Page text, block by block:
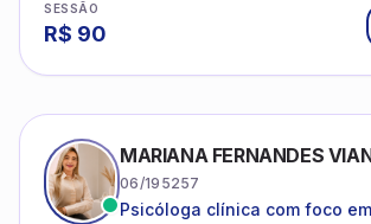
SESSÃO
R$ 90
MARIANA FERNANDES
06/195257
Psicóloga clínica com foco em